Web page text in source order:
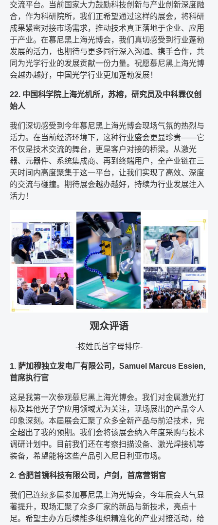
交流平台。当前国家大力鼓励科技创新与产业创新深度融
合，作为科研院所，我们正希望通过这样的展会，将科研
成果紧密对接市场需求，推动技术真正落地于企业、应用
于产业。在慕尼黑上海光博会，我们真切感受到行业蓬勃
发展的活力，也期待与更多同行深入沟通、携手合作，共
同为光学行业的发展贡献一份力量。祝愿慕尼黑上海光博
会越办越好，中国光学行业更加蓬勃发展！
22. 中国科学院上海光机所，苏榕，研究员及中科霖仪创
始人
我们深切感受到今年慕尼黑上海光博会现场气氛的热烈与
活力。在当前经济环境下，这种行业盛会更显珍贵——它
不仅是技术交流的舞台，更是客户对接的桥梁。从激光
器、元器件、系统集成商、再到终端用户，全产业链在三
天时间内高度聚集于这一平台，让我们实现了高效、深度
的交流与碰撞。期待展会越办越好，持续为行业发展注入
活力！
观众评语
-按姓氏首字母排序-
1. 萨加穆独立发电厂有限公司，Samuel Marcus Essien,
首席执行官
这是我第一次参观慕尼黑上海光博会。我们对金属激光打
标及其他光子学应用领域尤为关注，现场展出的产品令人
印象深刻。本届展会汇聚了众多全新产品与前沿技术，完
全超出了我的预期。我们会将该展会纳入年度采购与技术
调研计划中。目前我们还在考察扫描设备、激光焊接机等
装备，希望能将这些产品引入尼日利亚市场。
2. 合肥首镜科技有限公司，卢剑，首席营销官
我们已连续多届参加慕尼黑上海光博会，今年展会人气显
著提升，现场汇聚了众多厂家的新品与新技术，亮点十
足。希望主办方后续能多组织精准化的产业对接活动，给